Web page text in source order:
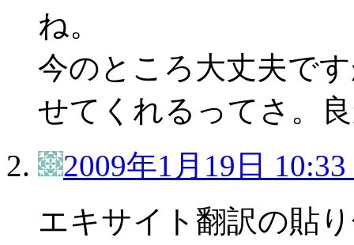
ね。
今のところ大丈夫で
せてくれるってさ。
2009年1月19日
エキサイト翻訳の貼